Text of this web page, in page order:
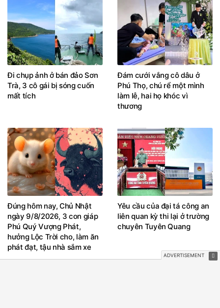
Đi chụp ảnh ở bán đảo Sơn
Trà, 3 cô gái bị sóng cuốn
mất tích
Đám cưới vắng cô dâu ở
Phú Thọ, chú rể một mình
làm lễ, hai họ khóc vì
thương
Đúng hôm nay, Chủ Nhật
ngày 9/8/2026, 3 con giáp
Phú Quý Vượng Phát,
hưởng Lộc Trời cho, làm ăn
phát đạt, tậu nhà sắm xe
Yêu cầu của đại tá công an
liên quan kỳ thi lại ở trường
chuyên Tuyên Quang